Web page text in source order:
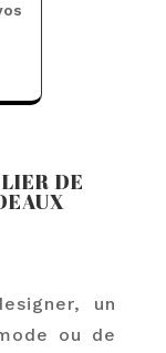
DE
un
ou de